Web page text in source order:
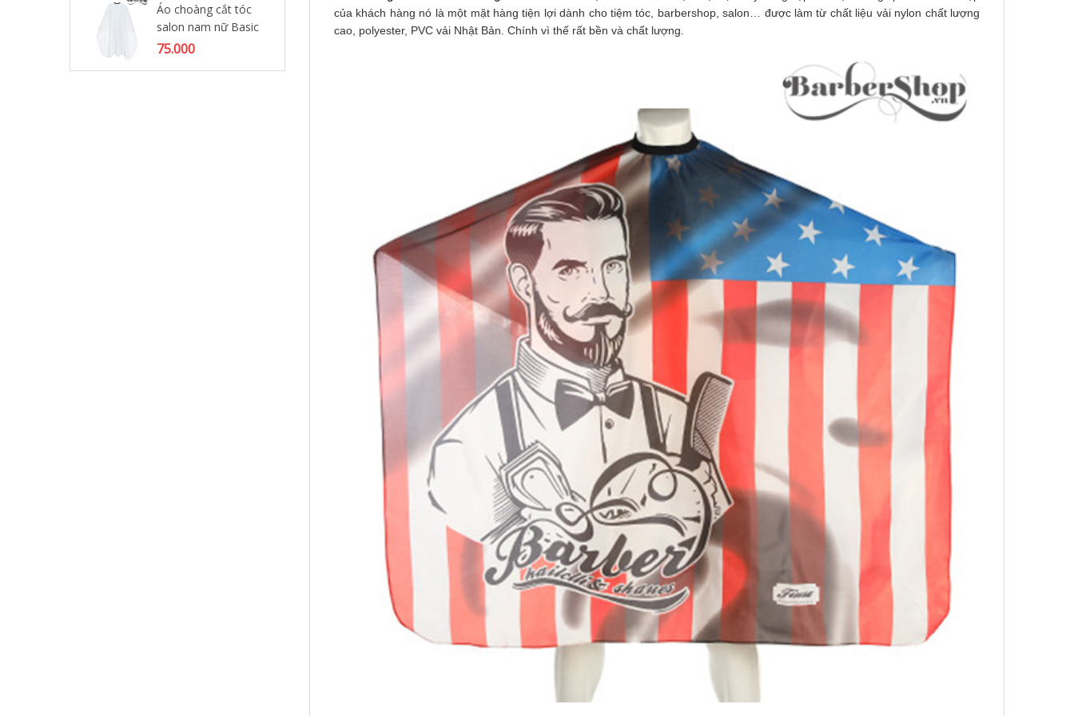
Áo choàng cắt tóc
salon nam nữ Basic
75.000
Barber
120.000
của khách hàng nó là một mặt hàng tiện lợi dành cho tiệm tóc, barbershop, salon…
được làm từ chất liệu vải nylon chất lượng
cao, polyester, PVC vải Nhật Bản. Chính vì thế rất bền và chất lượng.